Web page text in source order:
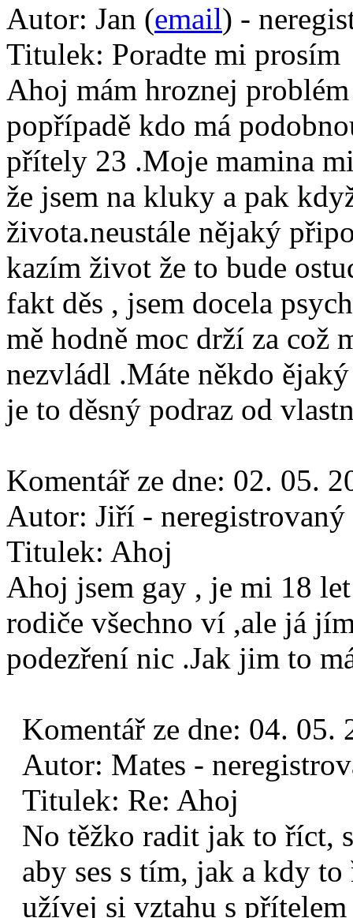
Autor: Jan (email) -
Titulek: Poradte mi prosím
Ahoj mám hroznej
popřípadě kdo má
přítely 23 .Moje mamina
že jsem na kluky a pak
života.neustále nějaký
kazím život že to bude
fakt děs , jsem docela
mě hodně moc drží za což
nezvládl .Máte někdo
je to děsný podraz od
Komentář ze dne: 02. 05.
Autor: Jiří - neregistrovaný
Titulek: Ahoj
Ahoj jsem gay , je mi 18
rodiče všechno ví ,ale já
podezření nic .Jak jim to
Komentář ze dne: 04. 05.
Autor: Mates -
Titulek: Re: Ahoj
No těžko radit jak to říct,
aby ses s tím, jak a kdy
užívej si vztahu s